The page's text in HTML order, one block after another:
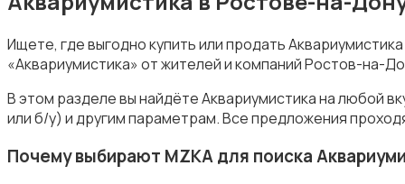
Товары для животных
Ищете, где выгодно купить или продать
«Аквариумистика» от жителей и компаний Ростов-на-
В этом разделе вы найдёте Аквариумистика на любой
или б/у) и другим параметрам. Все предложения
Почему выбирают MZKA для поиска